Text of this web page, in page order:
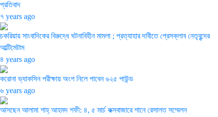
প্রতিবাদ
৭ years ago
চকরিয়ায় সাংবাদিকের বিরুদ্ধে ঘটনাবিহীন মামলা ; প্রত্যাহার দাবীতে প্রেসক্লাব নেতৃবৃন্দের
আল্টিমেটাম
৪ years ago
করোনা ভ্যাকসিন পরীক্ষায় অংশ নিলে পাবেন ৬২৫ পাউন্ড
৬ years ago
আসছেন আলামা শাহ্ আহমদ শফী: ৪, ৫ মার্চ কক্সবাজারে শানে রেসালত সম্মেলন